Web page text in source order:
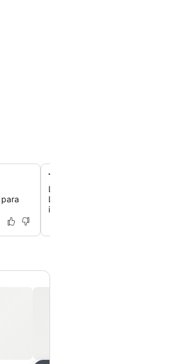
Terrazas en la azotea con
Los apartamentos de los pisos
L, con vistas amplias a la
impresionantes puestas de sol